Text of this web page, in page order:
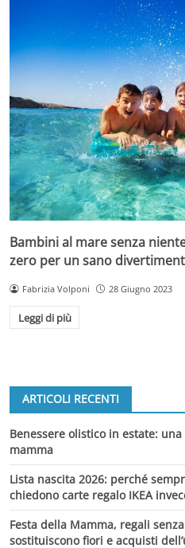
Bambini al mare senza
zero per un sano
Fabrizia Volponi 28 Giugno 2023
Leggi di più
ARTICOLI RECENTI
Benessere olistico in estate:
mamma
Lista nascita 2026: perché
chiedono carte regalo IKEA
Festa della Mamma, regali
sostituiscono fiori e acquisti